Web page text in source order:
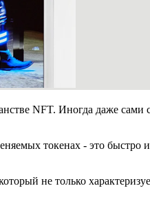
NFT. Иногда даже сами
токенах - это
не только